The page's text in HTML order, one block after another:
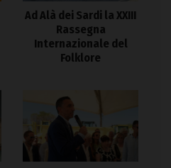
Ad Alà dei Sardi la XXIII
Rassegna
Internazionale del
Folklore